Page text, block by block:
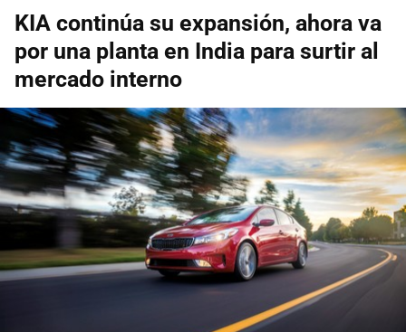
KIA continúa su expansión, ahora va
por una planta en India para surtir al
mercado interno